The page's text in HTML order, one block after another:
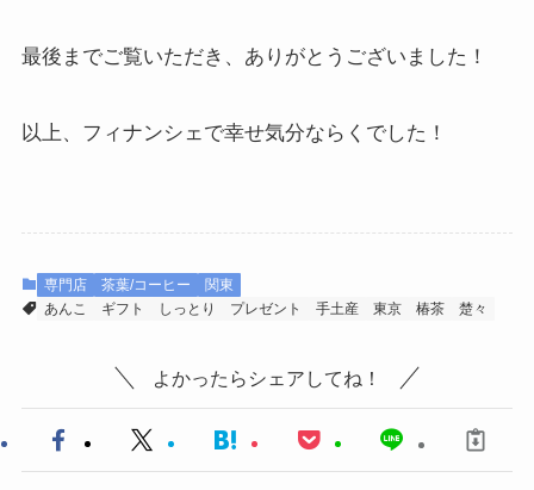
最後までご覧いただき、ありがとうございました！
以上、フィナンシェで幸せ気分ならくでした！
専門店 茶葉/コーヒー
関東
あんこ
ギフト しっとり プレゼント 手土産 東京 椿茶 楚々
よかったらシェアしてね！